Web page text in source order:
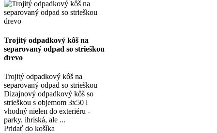
Trojitý odpadkový kôš na
separovaný odpad so strieškou
drevo
Trojitý odpadkový kôš na
separovaný odpad so strieškou
Dizajnový odpadkový kôš so
strieškou s objemom 3x50 l
vhodný nielen do exteriéru -
parky, ihriská, ale ...
Pridať do košíka